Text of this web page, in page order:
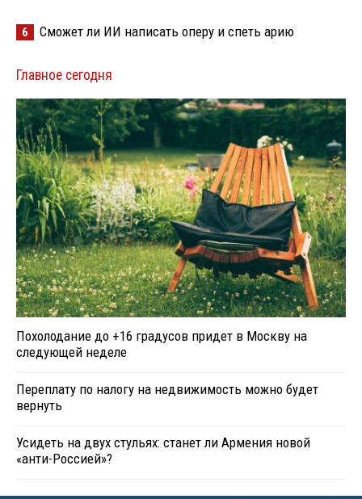
6 Сможет ли ИИ написать оперу и спеть арию
Главное сегодня
Похолодание до +16 градусов придет в Москву на
следующей неделе
Переплату по налогу на недвижимость можно будет
вернуть
Усидеть на двух стульях: станет ли Армения новой
«анти-Россией»?